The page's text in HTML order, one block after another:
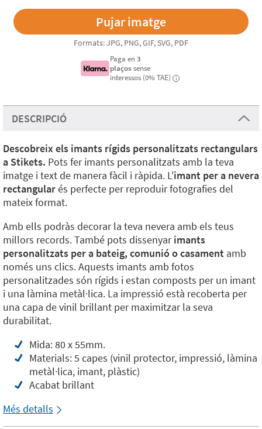
Formats: JPG, PNG, GIF, SVG, PDF
Paga en3
plaços sense
interessos (0% TAE)
i
DESCRIPCIÓ
Descobreix els imants rígids personalitzats rectangulars
a Stikets. Pots fer imants personalitzats amb la teva
imatge i text de manera fàcil i ràpida. L'imant per a nevera
rectangularés perfecte per reproduir fotografies del
mateix format.
Amb ells podràs decorar la teva nevera amb els teus
millors records. També pots dissenyarimants
personalitzats per a bateig, comunió o casament amb
només uns clics. Aquests imants amb fotos
personalitzades són rígids i estan composts per un imant
i una làmina metàl·lica. La impressió està recoberta per
una capa de vinil brillant per maximitzar la seva
durabilitat.
Mida: 80 x 55mm.
Materials: 5 capes (vinil protector, impressió, làmina
metàl·lica, imant, plàstic)
Acabat brillant
Més detalls